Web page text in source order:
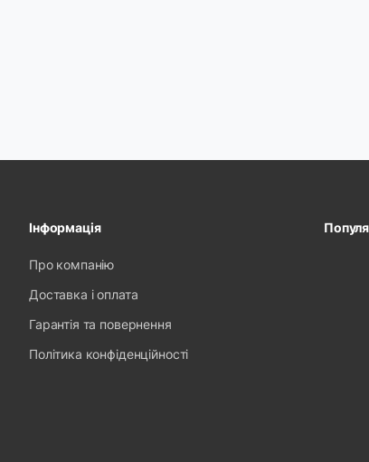
Інформація
Про компанію
Доставка і оплата
Гарантія та повернення
Політика конфіденційності